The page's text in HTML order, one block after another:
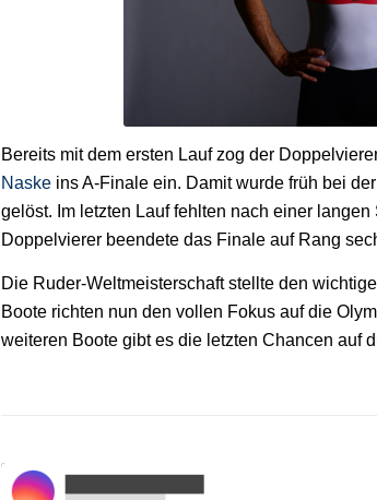
Bereits mit dem ersten Lauf zog der
Naske ins A-Finale ein. Damit wurde früh bei
gelöst. Im letzten Lauf fehlten nach einer
Doppelvierer beendete das Finale auf Rang
Die Ruder-Weltmeisterschaft stellte den
Boote richten nun den vollen Fokus auf die
weiteren Boote gibt es die letzten Chancen auf